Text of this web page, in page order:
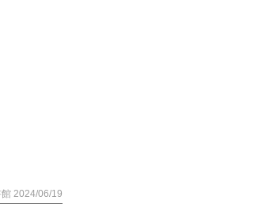
館 2024/06/19